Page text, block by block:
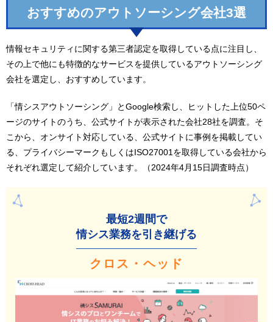
おすすめのアウトソーシング会社3選
情報セキュリティに関する第三者認定を取得している点に注目し、
その上で他にも特徴的なサービスを提供しているアウトソーシング
会社を選定し、おすすめしています。
「情シスアウトソーシング」とGoogle検索し、ヒットした上位50ペ
ージのサイトのうち、公式サイトが表示された会社28社を調査。そ
こから、オンサイト対応している、公式サイトに事例を掲載してい
る、プライバシーマークもしくはISO27001を取得している会社から
それぞれ選定して紹介しています。（2024年4月15日調査時点）
最短2週間で
情シス業務を引き継げる
クロス・ヘッド